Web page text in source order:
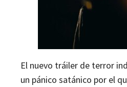
El nuevo tráiler de terror
un pánico satánico por el